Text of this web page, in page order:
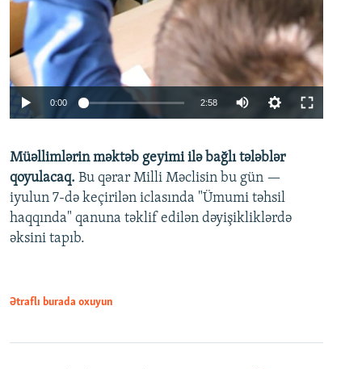
0:00 2:58
360p
480p
720p
Müəllimlərin məktəb geyimi ilə bağlı tələblər
qoyulacaq. Bu qərar Milli Məclisin bu gün —
iyulun 7-də keçirilən iclasında "Ümumi təhsil
haqqında" qanuna təklif edilən dəyişikliklərdə
əksini tapıb.
Ətraflı burada oxuyun